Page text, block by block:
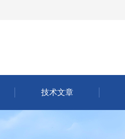
技术文章